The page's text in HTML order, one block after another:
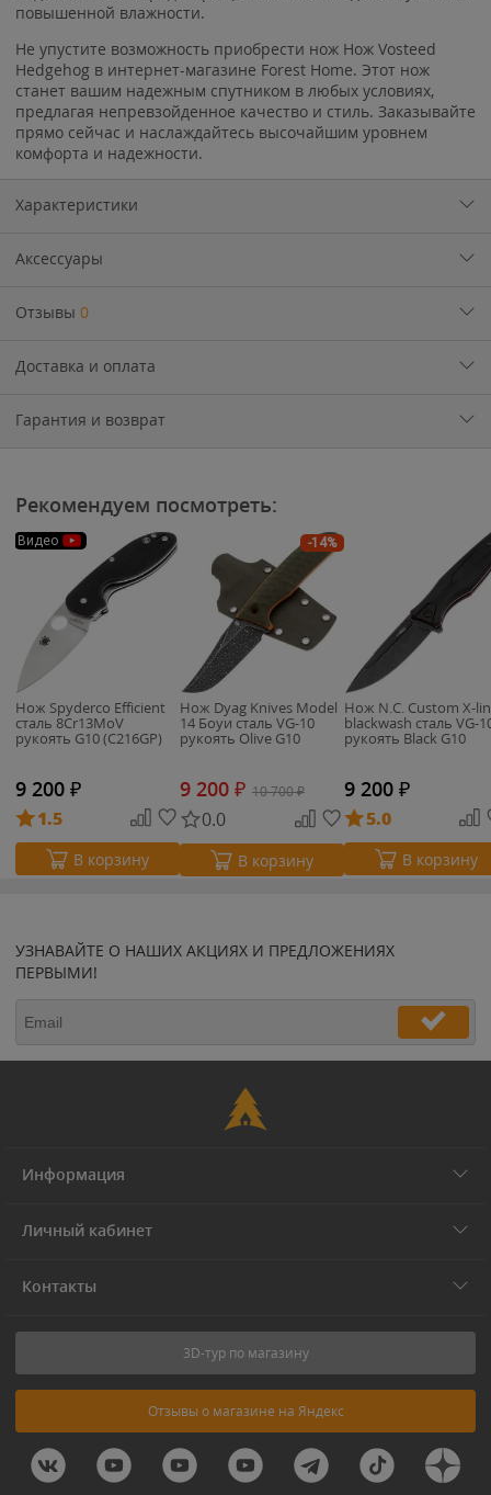
повышенной влажности.
Не упустите возможность приобрести нож Нож Vosteed
Hedgehog в интернет-магазине Forest Home. Этот нож
станет вашим надежным спутником в любых условиях,
предлагая непревзойденное качество и стиль. Заказывайте
прямо сейчас и наслаждайтесь высочайшим уровнем
комфорта и надежности.
Характеристики
Аксессуары
Отзывы 0
Доставка и оплата
Гарантия и возврат
Рекомендуем посмотреть:
Видео
Нож Spyderco Efficient
сталь 8Cr13MoV
рукоять G10 (C216GP)
9 200 ₽
1.5
В корзину
-14%
Нож Dyag Knives Model
14 Боуи сталь VG-10
рукоять Olive G10
9 200 ₽ 10 700₽
0.0
В корзину
Нож N.C. Custom X-
blackwash сталь VG-
рукоять Black G10
9 200 ₽
5.0
В корзину
УЗНАВАЙТЕ О НАШИХ АКЦИЯХ И ПРЕДЛОЖЕНИЯХ
ПЕРВЫМИ!
Информация
Личный кабинет
Контакты
3D-тур по магазину
Отзывы о магазине на Яндекс